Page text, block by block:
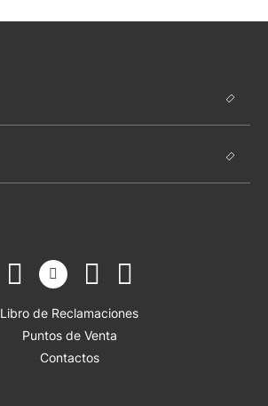
Libro de Reclamaciones
Puntos de Venta
Contactos